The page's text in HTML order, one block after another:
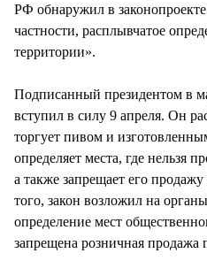
РФ обнаружил в
частности, расплывчатое
территории».
Подписанный президентом в
вступил в силу 9 апреля. Он
торгует пивом и
определяет места, где нельзя
а также запрещает его
того, закон возложил на
определение мест
запрещена розничная продажа